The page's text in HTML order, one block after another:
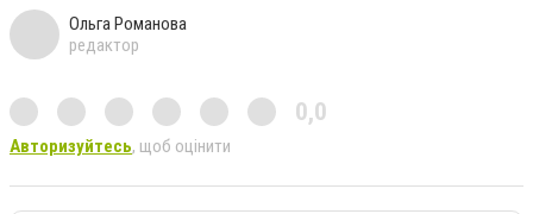
Ольга Романова
редактор
0,0
Авторизуйтесь, щоб оцінити